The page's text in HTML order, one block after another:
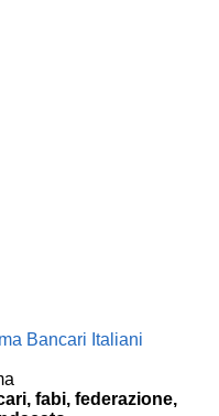
Bancari Italiani
fabi, federazione,